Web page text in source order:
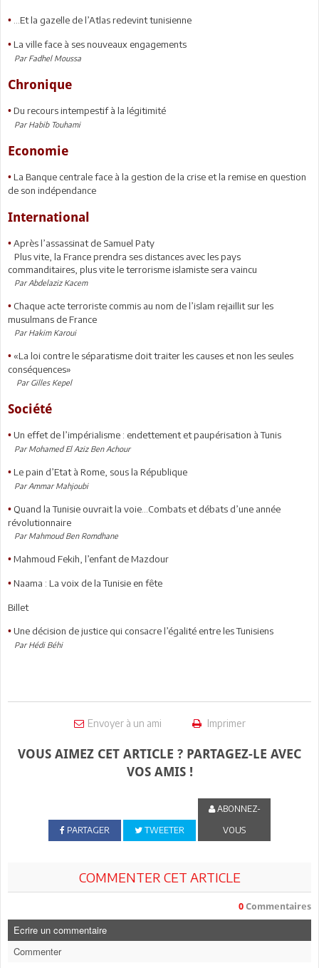
• ...Et la gazelle de l’Atlas redevint tunisienne
• La ville face à ses nouveaux engagements
Par Fadhel Moussa
Chronique
• Du recours intempestif à la légitimité
Par Habib Touhami
Economie
• La Banque centrale face à la gestion de la crise et la remise en question
de son indépendance
International
• Après l’assassinat de Samuel Paty
Plus vite, la France prendra ses distances avec les pays
commanditaires, plus vite le terrorisme islamiste sera vaincu
Par Abdelaziz Kacem
• Chaque acte terroriste commis au nom de l’islam rejaillit sur les
musulmans de France
Par Hakim Karoui
• «La loi contre le séparatisme doit traiter les causes et non les seules
conséquences»
Par Gilles Kepel
Société
• Un effet de l’impérialisme : endettement et paupérisation à Tunis
Par Mohamed El Aziz Ben Achour
• Le pain d’Etat à Rome, sous la République
Par Ammar Mahjoubi
• Quand la Tunisie ouvrait la voie…Combats et débats d’une année
révolutionnaire
Par Mahmoud Ben Romdhane
• Mahmoud Fekih, l’enfant de Mazdour
• Naama : La voix de la Tunisie en fête
Billet
• Une décision de justice qui consacre l’égalité entre les Tunisiens
Par Hédi Béhi
Envoyer à un ami Imprimer
VOUS AIMEZ CET ARTICLE ? PARTAGEZ-LE AVEC
VOS AMIS !
PARTAGER TWEETER
ABONNEZ-
VOUS
COMMENTER CET ARTICLE
0 Commentaires
Ecrire un commentaire
Commenter